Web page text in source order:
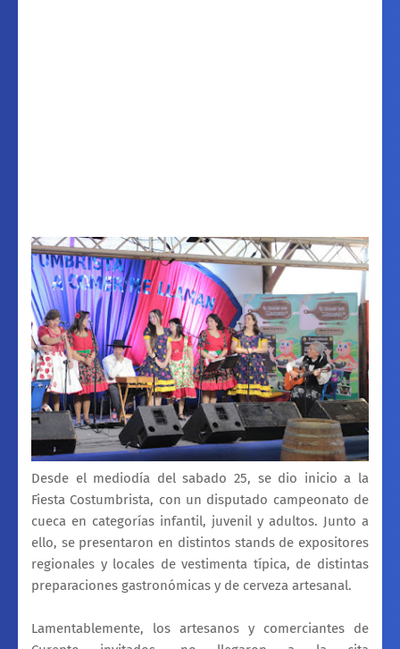
Desde el mediodía del sabado 25, se dio inicio a la
Fiesta Costumbrista, con un disputado campeonato de
cueca en categorías infantil, juvenil y adultos. Junto a
ello, se presentaron en distintos stands de expositores
regionales y locales de vestimenta típica, de distintas
preparaciones gastronómicas y de cerveza artesanal.
Lamentablemente, los artesanos y comerciantes de